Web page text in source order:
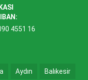
4551 16
Aydın Balıkesir